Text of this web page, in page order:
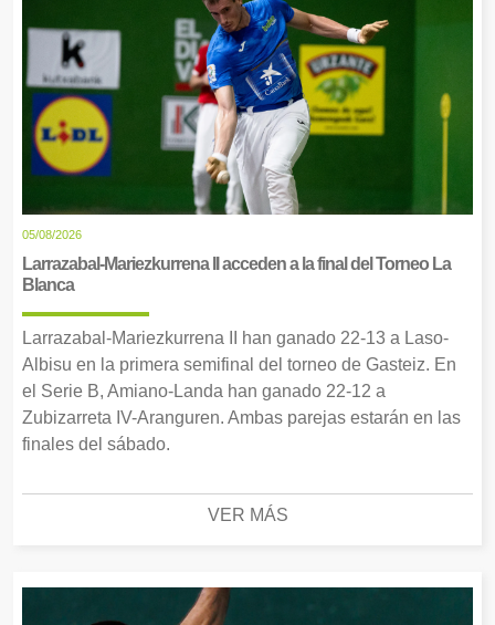
05/08/2026
Larrazabal-Mariezkurrena II acceden a la final del Torneo La
Blanca
Larrazabal-Mariezkurrena II han ganado 22-13 a Laso-
Albisu en la primera semifinal del torneo de Gasteiz. En
el Serie B, Amiano-Landa han ganado 22-12 a
Zubizarreta IV-Aranguren. Ambas parejas estarán en las
finales del sábado.
VER MÁS